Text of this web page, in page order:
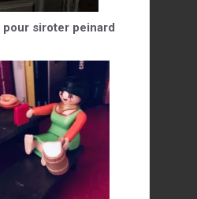
siroter peinard